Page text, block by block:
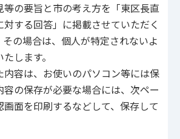
等の要旨と市の考え方を「東区長直
する回答」に掲載させていただく
その場合は、個人が特定されないよ
します。
容は、お使いのパソコン等には保
の保存が必要な場合には、次ペー
面を印刷するなどして、保存して